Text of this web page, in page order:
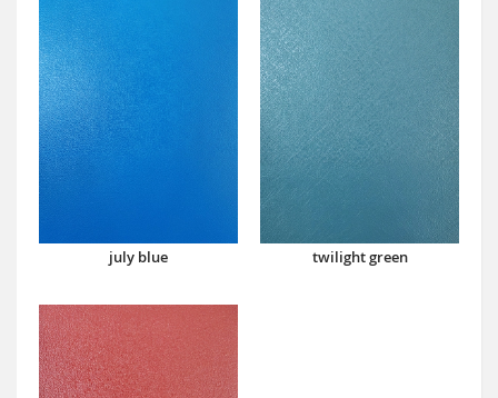
july blue twilight green